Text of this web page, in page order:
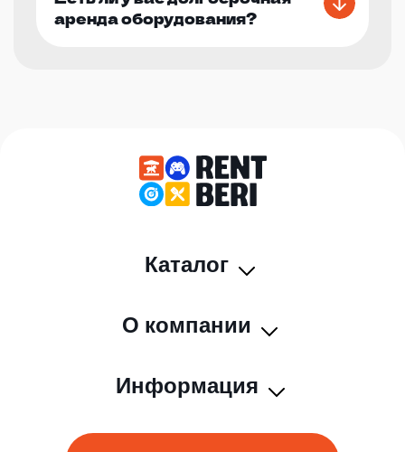
аренда оборудования?
Каталог
О компании
Информация